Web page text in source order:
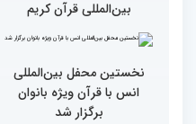
قاری آفریقایی: مسابقات
کشورهای زیادی رفته‌ام اما
حضور در ایران آرزویم بود